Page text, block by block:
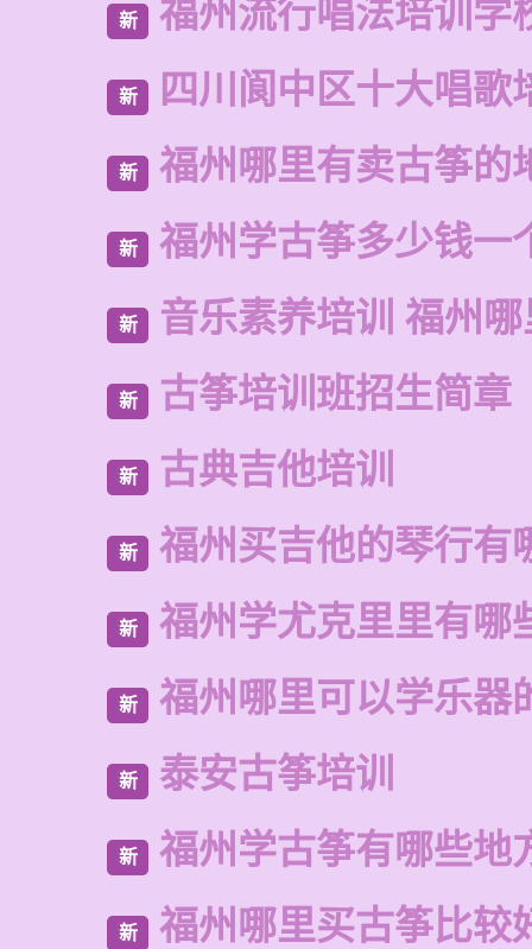
新 福州流行唱法培训学
新 四川阆中区十大唱歌
新 福州哪里有卖古筝的
新 福州学古筝多少钱一
新 音乐素养培训 福州
新 古筝培训班招生简章
新 古典吉他培训
新 福州买吉他的琴行有
新 福州学尤克里里有哪
新 福州哪里可以学乐器
新 泰安古筝培训
新 福州学古筝有哪些地
新 福州哪里买古筝比较